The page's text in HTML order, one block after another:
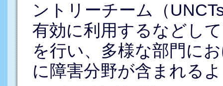
ントリーチーム（
有効に利用するなどし
を行い、多様な部門に
に障害分野が含まれる